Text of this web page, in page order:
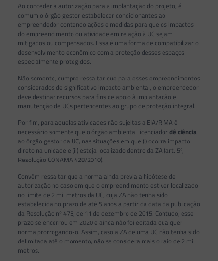
Ao conceder a autorização para a implantação do projeto, é
comum o órgão gestor estabelecer condicionantes ao
empreendedor contendo ações e medidas para que os impactos
do empreendimento ou atividade em relação à UC sejam
mitigados ou compensados. Essa é uma forma de compatibilizar o
desenvolvimento econômico com a proteção desses espaços
especialmente protegidos.
Não somente, cumpre ressaltar que para esses empreendimentos
considerados de significativo impacto ambiental, o empreendedor
deve destinar recursos para fins de apoio à implantação e
manutenção de UCs pertencentes ao grupo de proteção integral.
Por fim, para aquelas atividades não sujeitas a EIA/RIMA é
necessário somente que o órgão ambiental licenciador dê ciência
ao órgão gestor da UC, nas situações em que (i) ocorra impacto
direto na unidade e (ii) esteja localizado dentro da ZA (art. 5º,
Resolução CONAMA 428/2010).
Convém ressaltar que a norma ainda previa a hipótese de
autorização no caso em que o empreendimento estiver localizado
no limite de 2 mil metros da UC, cuja ZA não tenha sido
estabelecida no prazo de até 5 anos a partir da data da publicação
da Resolução nº 473, de 11 de dezembro de 2015. Contudo, esse
prazo se encerrou em 2020 e ainda não foi editada qualquer
norma prorrogando-o. Assim, caso a ZA de uma UC não tenha sido
delimitada até o momento, não se considera mais o raio de 2 mil
metros.